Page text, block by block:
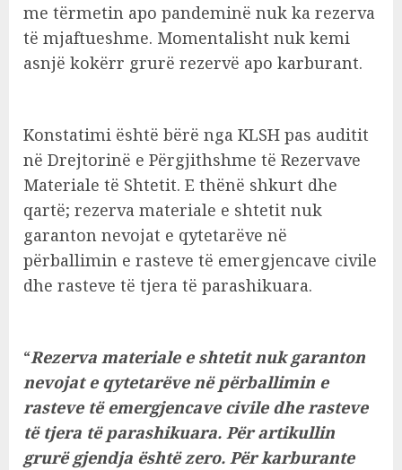
me tërmetin apo pandeminë nuk ka rezerva
të mjaftueshme. Momentalisht nuk kemi
asnjë kokërr grurë rezervë apo karburant.
Konstatimi është bërë nga KLSH pas auditit
në Drejtorinë e Përgjithshme të Rezervave
Materiale të Shtetit. E thënë shkurt dhe
qartë; rezerva materiale e shtetit nuk
garanton nevojat e qytetarëve në
përballimin e rasteve të emergjencave civile
dhe rasteve të tjera të parashikuara.
“Rezerva materiale e shtetit nuk garanton
nevojat e qytetarëve në përballimin e
rasteve të emergjencave civile dhe rasteve
të tjera të parashikuara. Për artikullin
grurë gjendja është zero. Për karburante